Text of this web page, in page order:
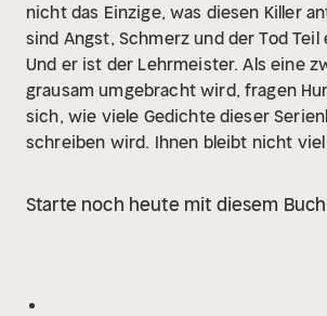
nicht das Einzige, was diesen Killer
sind Angst, Schmerz und der Tod Teil
Und er ist der Lehrmeister. Als eine
grausam umgebracht wird, fragen
sich, wie viele Gedichte dieser
schreiben wird. Ihnen bleibt nicht
gelesen von Uve Teschner.
Starte noch heute mit diesem